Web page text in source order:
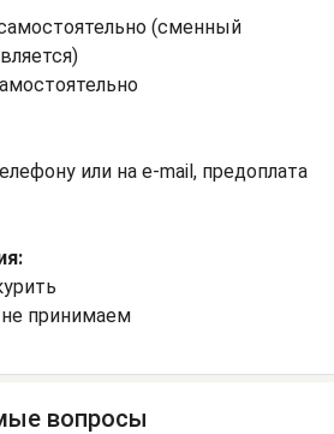
(сменный
или на e-mail, предоплата
принимаем
вопросы